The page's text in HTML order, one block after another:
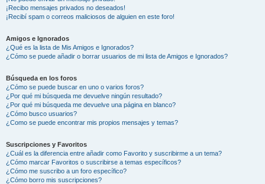
¡Recibo mensajes privados no deseados!
¡Recibí spam o correos maliciosos de alguien en este foro!
Amigos e Ignorados
¿Qué es la lista de Mis Amigos e Ignorados?
¿Cómo se puede añadir o borrar usuarios de mi lista de Amigos e Ignorados?
Búsqueda en los foros
¿Cómo se puede buscar en uno o varios foros?
¿Por qué mi búsqueda me devuelve ningún resultado?
¿Por qué mi búsqueda me devuelve una página en blanco?
¿Cómo busco usuarios?
¿Como se puede encontrar mis propios mensajes y temas?
Suscripciones y Favoritos
¿Cuál es la diferencia entre añadir como Favorito y suscribirme a un tema?
¿Cómo marcar Favoritos o suscribirse a temas específicos?
¿Cómo me suscribo a un foro específico?
¿Cómo borro mis suscripciones?